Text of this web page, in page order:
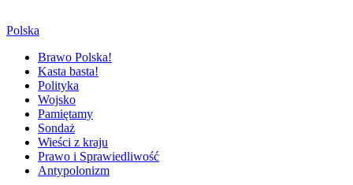
Polska
Brawo Polska!
Kasta basta!
Polityka
Wojsko
Pamiętamy
Sondaż
Wieści z kraju
Prawo i Sprawiedliwość
Antypolonizm